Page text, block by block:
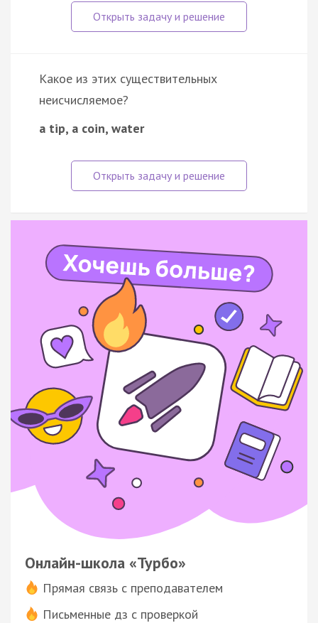
Какое из этих существительных
неисчисляемое?
a tip, a coin, water
Онлайн-школа «Турбо»
Прямая связь с преподавателем
Письменные дз с проверкой